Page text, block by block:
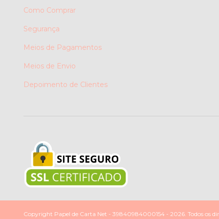
Como Comprar
Segurança
Meios de Pagamentos
Meios de Envio
Depoimento de Clientes
Copyright Papel de Carta Net - 39840984000154 - 2026. Todos os